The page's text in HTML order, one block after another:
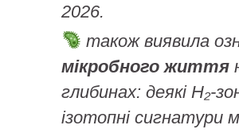
2026.
також виявила
мікробного життя
глибинах: деякі H₂-
ізотопні сигнатури